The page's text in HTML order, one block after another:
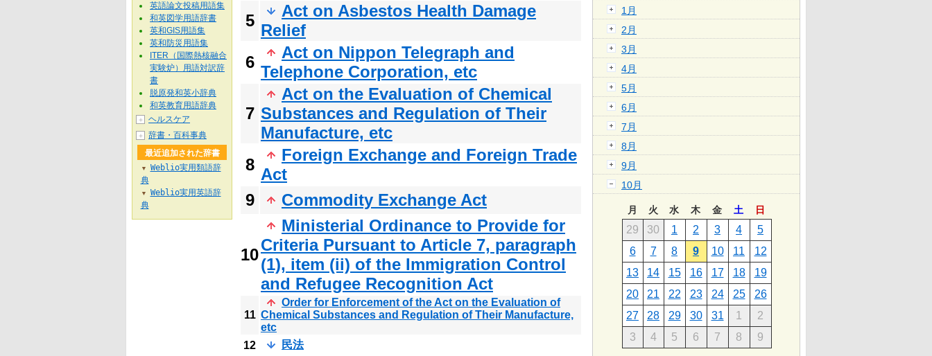
5
Act on Asbestos Health Damage
Relief
6
Act on Nippon Telegraph and
Telephone Corporation, etc
7
Act on the Evaluation of Chemical
Substances and Regulation of Their
Manufacture, etc
8
Foreign Exchange and Foreign Trade
Act
9
Commodity Exchange Act
10
Ministerial Ordinance to Provide for
Criteria Pursuant to Article 7, paragraph
(1), item (ii) of the Immigration Control
and Refugee Recognition Act
11
Order for Enforcement of the Act on the Evaluation of
Chemical Substances and Regulation of Their Manufacture,
etc
12
民法
英語論文投稿用語集
和英図学用語辞書
英和GIS用語集
英和防災用語集
ITER（国際熱核融合
実験炉）用語対訳辞
書
脱原発和英小辞典
和英教育用語辞典
＋ ヘルスケア
＋
辞書・百科事典
最近追加された辞書
▼
Weblio実用類語辞
典
▼
Weblio実用英語辞
典
1月
2月
3月
4月
5月
6月
7月
8月
9月
10月
月 火 水 木 金 土 日
29 30 1 2 3 4
5
6
7 8 9 10 11
12
13
14 15 16 17 18
19
20
21 22 23 24 25
26
27
28 29 30 31 1
2
3
4 5 6 7 8 9